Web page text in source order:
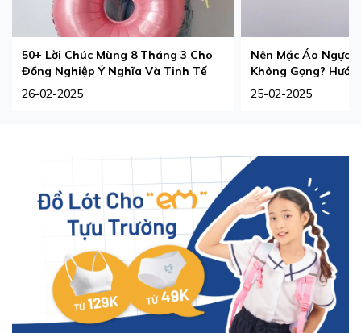
50+ Lời Chúc Mùng 8 Tháng 3 Cho
Đồng Nghiệp Ý Nghĩa Và Tinh Tế
26-02-2025
Nên Mặc Áo Ngực
Không Gọng?
Phù Hợp Nhất
25-02-2025